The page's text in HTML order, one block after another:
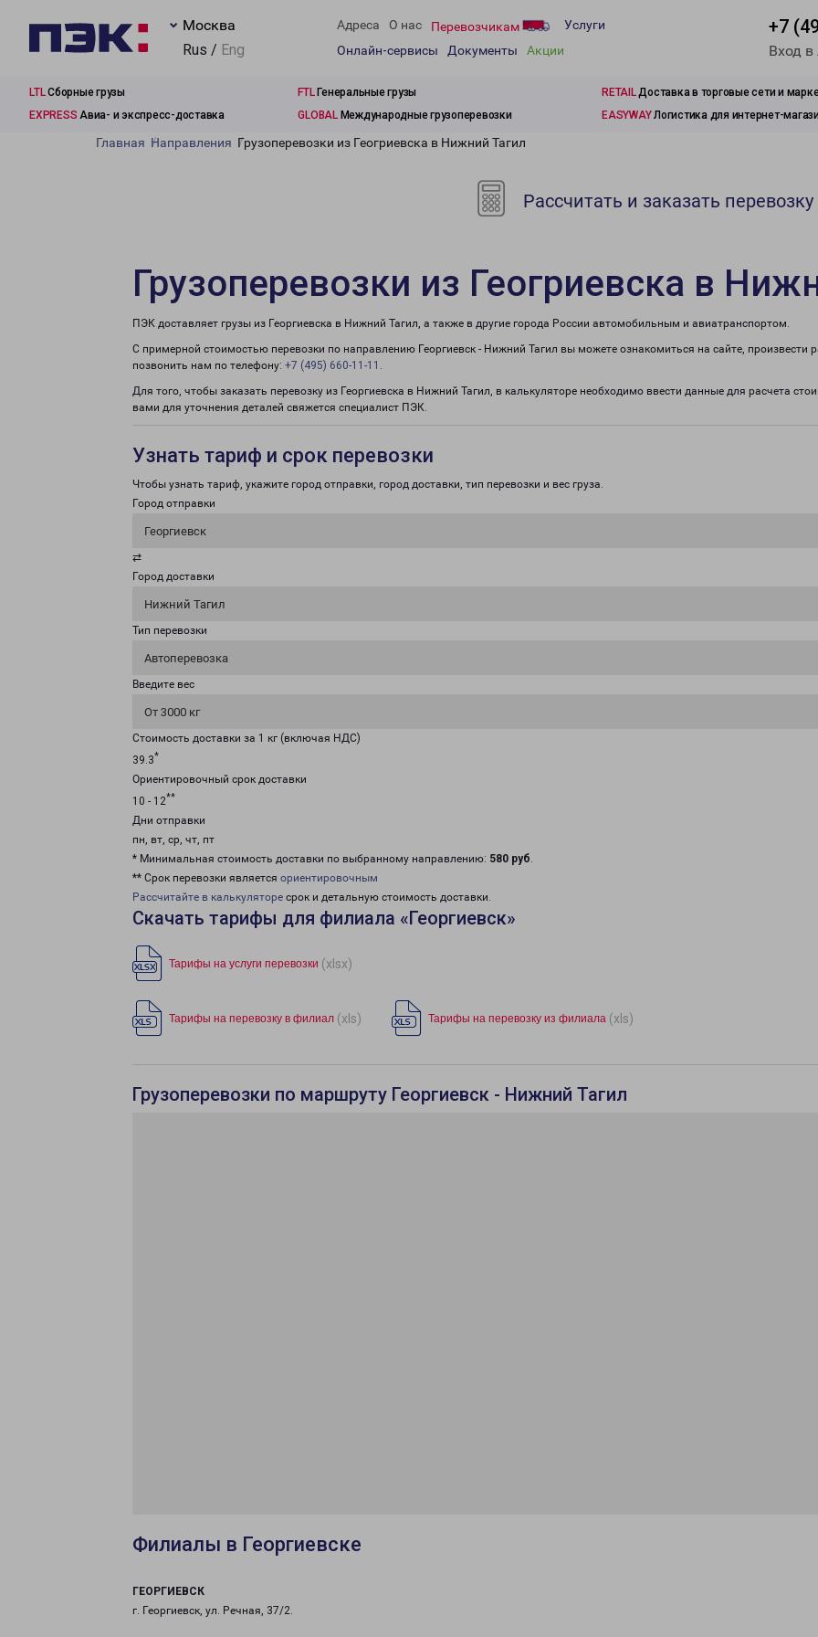
Москва
Rus / Eng
Адреса О нас Перевозчикам
Услуги
Онлайн-сервисы
Документы Акции
+7
Вход
LTLСборные грузы FTLГенеральные грузы RETAILДоставка в торговые сети и
EXPRESS Авиа- и экспресс-доставка GLOBALМеждународные грузоперевозки EASYWAYЛогистика для интернет-
Главная Направления Грузоперевозки из Геогриевска в Нижний Тагил
Рассчитать и заказать перевозку
Грузоперевозки из Геогриевска в
ПЭК доставляет грузы из Георгиевска в Нижний Тагил, а также в другие города России автомобильным и авиатранспортом.
С примерной стоимостью перевозки по направлению Георгиевск - Нижний Тагил вы можете ознакомиться на сайте,
позвонить нам по телефону: +7 (495) 660-11-11 .
Для того, чтобы заказать перевозку из Георгиевска в Нижний Тагил, в калькуляторе необходимо ввести данные для расчета
вами для уточнения деталей свяжется специалист ПЭК.
Узнать тариф и срок перевозки
Чтобы узнать тариф, укажите город отправки, город доставки, тип перевозки и вес груза.
Город отправки
Георгиевск
⇄
Город доставки
Нижний Тагил
Тип перевозки
Автоперевозка
Введите вес
От 3000 кг
Стоимость доставки за 1 кг (включая НДС)
39.3*
Ориентировочный срок доставки
10 - 12**
Дни отправки
пн, вт, ср, чт, пт
* Минимальная стоимость доставки по выбранному направлению: 580 руб.
** Срок перевозки является ориентировочным
Рассчитайте в калькуляторе срок и детальную стоимость доставки.
Скачать тарифы для филиала «Георгиевск»
Тарифы на услуги перевозки (xlsx)
Тарифы на перевозку в филиал (xls) Тарифы на перевозку из филиала (xls)
Грузоперевозки по маршруту Георгиевск - Нижний Тагил
Филиалы в Георгиевске
ГЕОРГИЕВСК
г. Георгиевск, ул. Речная, 37/2.